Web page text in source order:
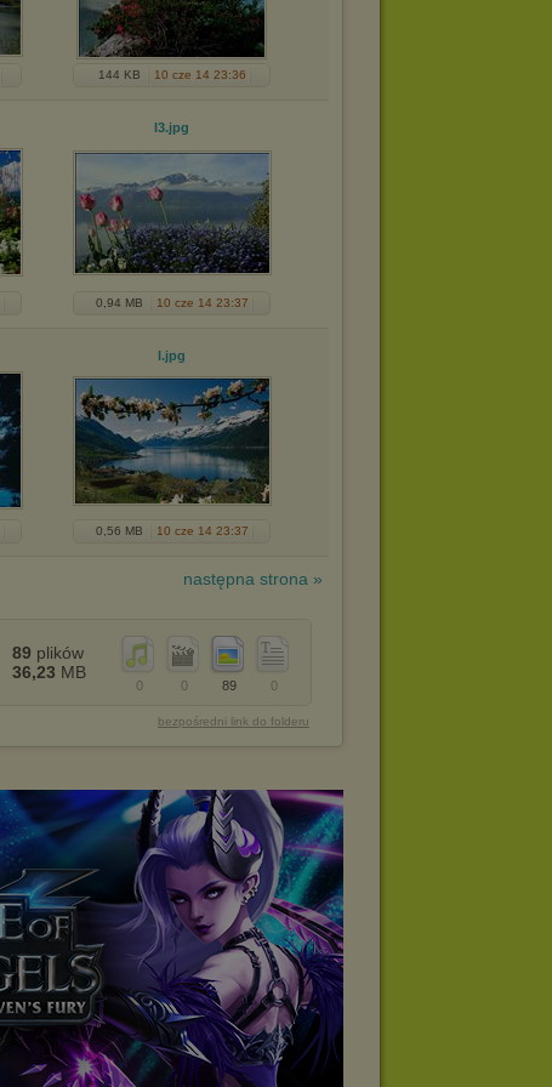
144 KB 10 cze 14 23:36
l3.jpg
0,94 MB 10 cze 14 23:37
l.jpg
0,56 MB 10 cze 14 23:37
następna strona »
0
89
0
0
89 plików
36,23 MB
bezpośredni link do folderu